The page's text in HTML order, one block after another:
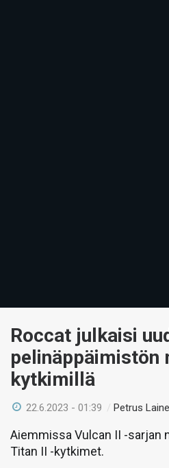
Roccat julkaisi
pelinäppäimistön
kytkimillä
22.6.2023 - 01:39 /Petrus Laine
Aiemmissa Vulcan II -sarjan
Titan II -kytkimet.